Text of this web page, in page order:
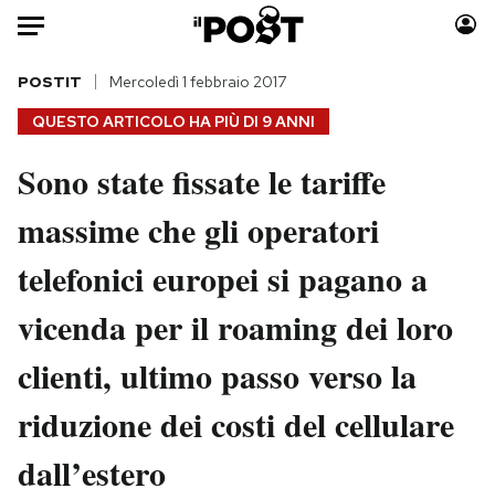
Auto
HOME
Italia
Politica
Tecnologia
Scienza
Cultura
Sport
Moda
Consumismi
Storie/Idee
Media
Europa
Mondiali calcio 2026
QUESTO ARTICOLO HA PIÙ DI 9 ANNI
POSTIT Mercoledì 1 febbraio 2017
Sono state fissate le tariffe
massime che gli operatori
telefonici europei si pagano a
vicenda per il roaming dei loro
clienti, ultimo passo verso la
riduzione dei costi del cellulare
dall’estero